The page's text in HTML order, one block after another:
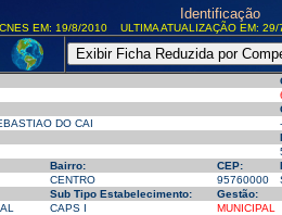
Identificação
EM: 19/8/2010 ULTIMA ATUALIZAÇÃO EM:
DO CAI
Bairro: CEP:
CENTRO
95760000
Sub Tipo Estabelecimento:
Gestão:
CAPS I
MUNICIPAL